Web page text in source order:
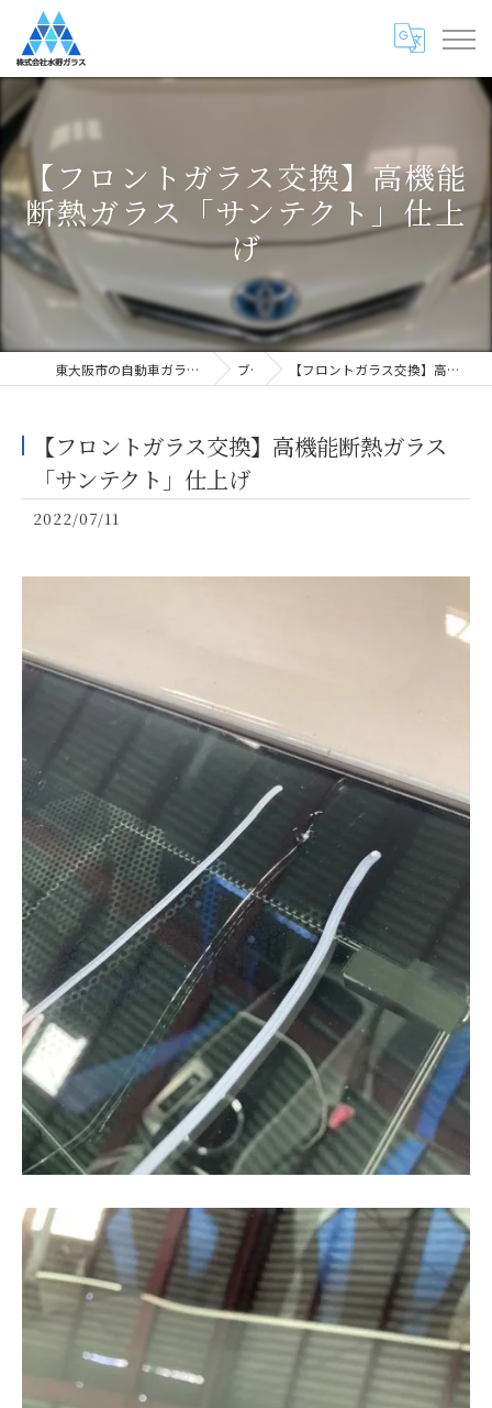
【フロントガラス交換】高機能
断熱ガラス「サンテクト」仕上
げ
東大阪市の自動車ガラス専門店・株式会社水野ガラス ブログ 【フロントガラス交換】高機能断熱ガラス「サンテクト」仕上げ
【フロントガラス交換】高機能断熱ガラス
「サンテクト」仕上げ
2022/07/11